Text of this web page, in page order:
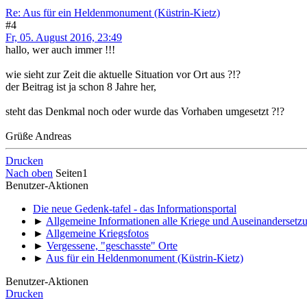
Re: Aus für ein Heldenmonument (Küstrin-Kietz)
#4
Fr, 05. August 2016, 23:49
hallo, wer auch immer !!!
wie sieht zur Zeit die aktuelle Situation vor Ort aus ?!?
der Beitrag ist ja schon 8 Jahre her,
steht das Denkmal noch oder wurde das Vorhaben umgesetzt ?!?
Grüße Andreas
Drucken
Nach oben Seiten1
Benutzer-Aktionen
Die neue Gedenk-tafel - das Informationsportal
► Allgemeine Informationen alle Kriege und
► Allgemeine Kriegsfotos
► Vergessene, "geschasste" Orte
► Aus für ein Heldenmonument (Küstrin-Kietz)
Benutzer-Aktionen
Drucken